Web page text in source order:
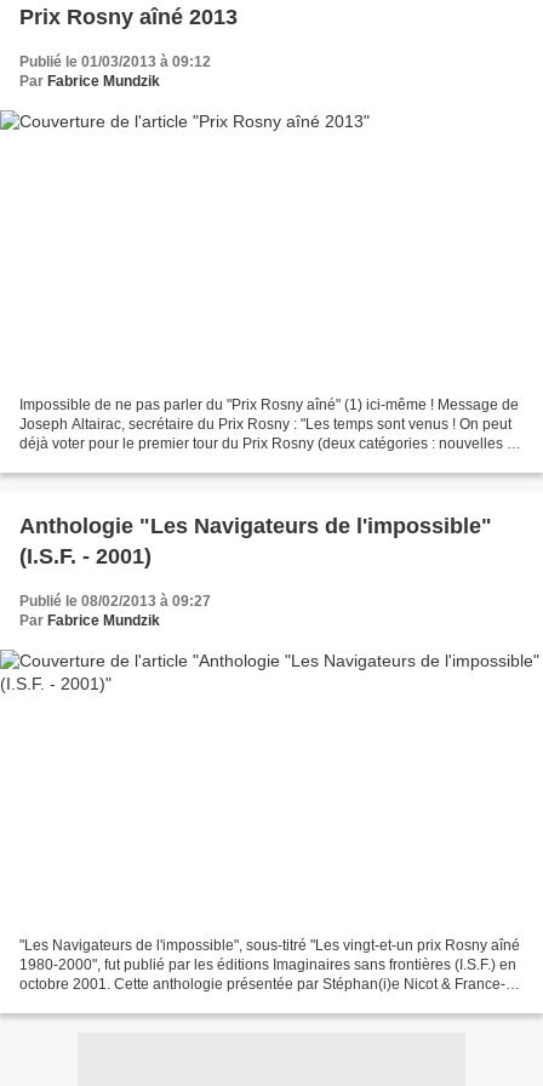
Prix Rosny aîné 2013
Publié le 01/03/2013 à 09:12
Par Fabrice Mundzik
Impossible de ne pas parler du "Prix Rosny aîné" (1) ici-même ! Message de
Joseph Altairac, secrétaire du Prix Rosny : "Les temps sont venus ! On peut
déjà voter pour le premier tour du Prix Rosny (deux catégories : nouvelles et
Anthologie "Les Navigateurs de l'impossible"
(I.S.F. - 2001)
Publié le 08/02/2013 à 09:27
Par Fabrice Mundzik
"Les Navigateurs de l'impossible", sous-titré "Les vingt-et-un prix Rosny aîné
1980-2000", fut publié par les éditions Imaginaires sans frontières (I.S.F.) en
octobre 2001. Cette anthologie présentée par Stéphan(i)e Nicot & France-